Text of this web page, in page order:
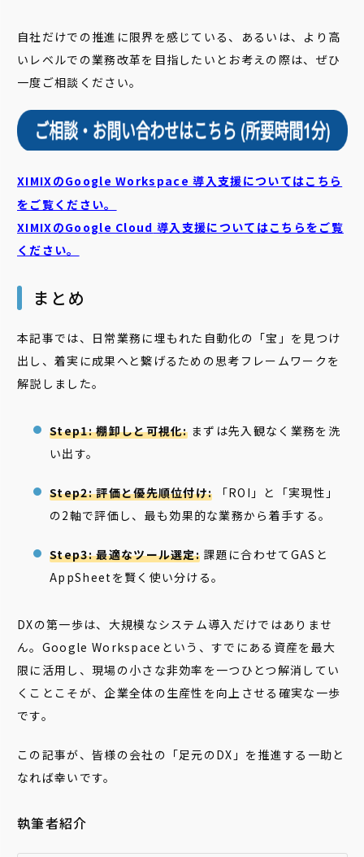
自社だけでの推進に限界を感じている、あるいは、より高
いレベルでの業務改革を目指したいとお考えの際は、ぜひ
一度ご相談ください。
XIMIXのGoogle Workspace 導入支援についてはこちら
をご覧ください。
XIMIXのGoogle Cloud 導入支援についてはこちらをご覧
ください。
まとめ
本記事では、日常業務に埋もれた自動化の「宝」を見つけ
出し、着実に成果へと繋げるための思考フレームワークを
解説しました。
Step1: 棚卸しと可視化:まずは先入観なく業務を洗
い出す。
Step2: 評価と優先順位付け: 「ROI」と「実現性」
の2軸で評価し、最も効果的な業務から着手する。
Step3: 最適なツール選定: 課題に合わせてGASと
AppSheetを賢く使い分ける。
DXの第一歩は、大規模なシステム導入だけではありませ
ん。Google Workspaceという、すでにある資産を最大
限に活用し、現場の小さな非効率を一つひとつ解消してい
くことこそが、企業全体の生産性を向上させる確実な一歩
です。
この記事が、皆様の会社の「足元のDX」を推進する一助と
なれば幸いです。
執筆者紹介